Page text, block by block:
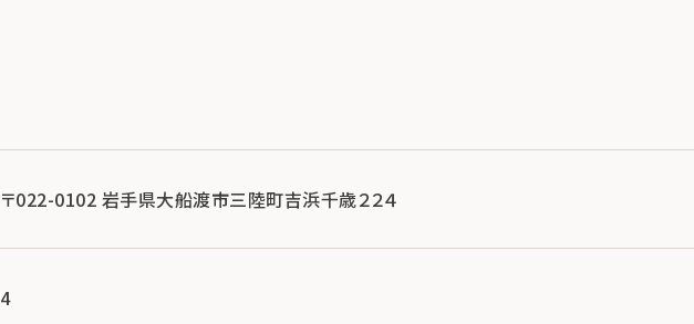
〒022-0102 岩手県大船渡市三陸町吉浜千歳２２４
4